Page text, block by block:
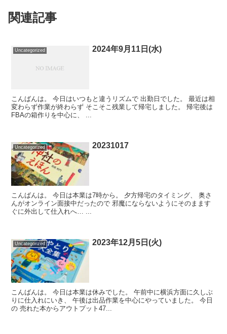
関連記事
Uncategorized 2024年9月11日(水)
こんばんは。 今日はいつもと違うリズムで 出勤日でした。 最近は相
変わらず作業が終わらず そこそこ残業して帰宅しました。 帰宅後は
FBAの箱作りを中心に、 ...
Uncategorized 20231017
こんばんは。 今日は本業は7時から。 夕方帰宅のタイミング、 奥さ
んがオンライン面接中だったので 邪魔にならないようにそのまます
ぐに外出して仕入れへ… ...
Uncategorized 2023年12月5日(火)
こんばんは。 今日は本業は休みでした。 午前中に横浜方面に久しぶ
りに仕入れにいき、 午後は出品作業を中心にやっていました。 今日
の 売れた本からアウトプット47...